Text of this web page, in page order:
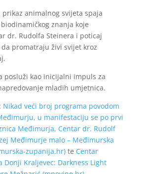
animalnog svijeta spaja
znanja koje
dr. Rudolfa Steinera i poticaj
promatraju živi svijet kroz
posluži kao inicijalni impuls za
mladih umjetnica.
Nikad veći broj programa povodom
u manifestaciju se po prvi
Međimurja, Centar dr. Rudolf
Međimurje malo – Međimurska
zupanija.hr)te Centar
Donji Kraljevec: Darkness Light